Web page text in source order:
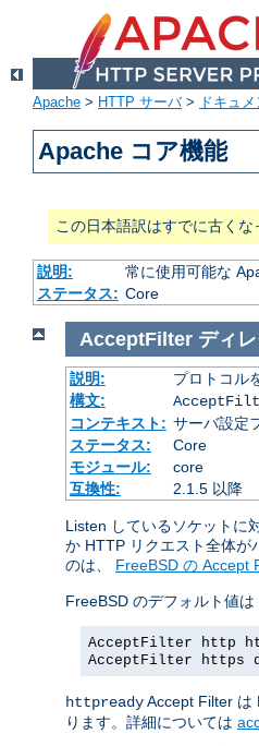
Apache > HTTP サーバ> ドキュ
Apache コア機能
この日本語訳はすでに古く
説明:
常に使用可能な
ステータス: Core
AcceptFilter ディ
説明:
プロトコル
構文:
コンテキスト: サーバ設定
ステータス:
Core
モジュール:
core
互換性:
2.1.5 以降
Listen しているソケットに
か HTTP リクエスト全体が
のは、 FreeBSD の Accept
FreeBSD のデフォルト値は
AcceptFilter http
AcceptFilter https
httpreadyAccept Filter は
ります。詳細については